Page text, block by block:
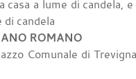
casa a lume di candela,
di candela
ROMANO
Comunale di